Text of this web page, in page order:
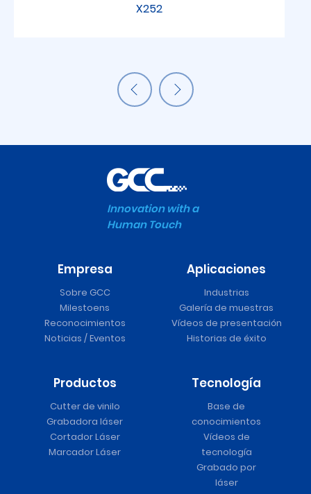
X252
Innovation with a
Human Touch
Empresa
Sobre GCC
Milestoens
Reconocimientos
Noticias / Eventos
Aplicaciones
Industrias
Galería de muestras
Vídeos de presentación
Historias de éxito
Productos
Cutter de vinilo
Grabadora láser
Cortador Láser
Marcador Láser
Tecnología
Base de
conocimientos
Vídeos de
tecnología
Grabado por
láser